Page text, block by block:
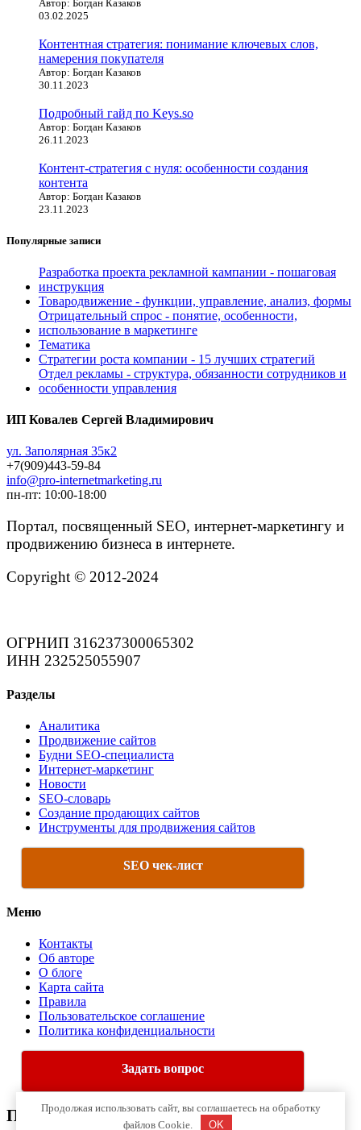
Автор: Богдан Казаков
03.02.2025
Контентная стратегия: понимание ключевых слов,
намерения покупателя
Автор: Богдан Казаков
30.11.2023
Подробный гайд по Keys.so
Автор: Богдан Казаков
26.11.2023
Контент-стратегия с нуля: особенности создания
контента
Автор: Богдан Казаков
23.11.2023
Популярные записи
Разработка проекта рекламной кампании - пошаговая
инструкция
Товародвижение - функции, управление, анализ, формы
Отрицательный спрос - понятие, особенности,
использование в маркетинге
Тематика
Стратегии роста компании - 15 лучших стратегий
Отдел рекламы - структура, обязанности сотрудников и
особенности управления
ИП Ковалев Сергей Владимирович
ул. Заполярная 35к2
+7(909)443-59-84
info@pro-internetmarketing.ru
пн-пт: 10:00-18:00
Портал, посвященный SEO, интернет-маркетингу и
продвижению бизнеса в интернете.
Copyright © 2012-2024
ОГРНИП 316237300065302
ИНН 232525055907
Разделы
Аналитика
Продвижение сайтов
Будни SEO-специалиста
Интернет-маркетинг
Новости
SEO-словарь
Создание продающих сайтов
Инструменты для продвижения сайтов
SEO чек-лист
Меню
Контакты
Об авторе
О блоге
Карта сайта
Правила
Пользовательское соглашение
Политика конфиденциальности
Задать вопрос
Про Интернет-Маркетинг
Продолжая использовать сайт, вы соглашаетесь на обработку
файлов Cookie.
OK